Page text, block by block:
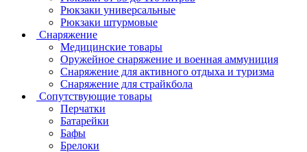
Рюкзаки универсальные
Рюкзаки штурмовые
Снаряжение
Медицинские товары
Оружейное снаряжение и военная аммуниция
Снаряжение для активного отдыха и туризма
Снаряжение для страйкбола
Сопутствующие товары
Перчатки
Батарейки
Бафы
Брелоки